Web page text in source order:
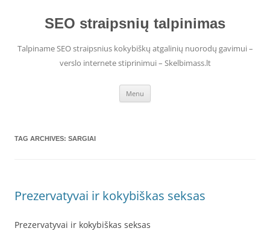
SEO straipsnių talpinimas
Talpiname SEO straipsnius kokybiškų atgalinių nuorodų gavimui –
verslo internete stiprinimui – Skelbimass.lt
Menu
TAG ARCHIVES: SARGIAI
Prezervatyvai ir kokybiškas seksas
Prezervatyvai ir kokybiškas seksas